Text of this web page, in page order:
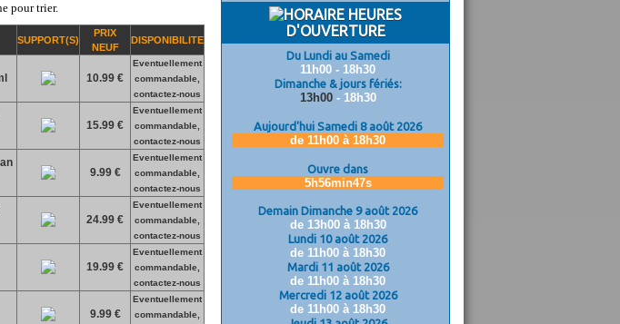
pour trier.
SUPPORT(S)
PRIX
NEUF
DISPONIBILITE
10.99 €
Eventuellement
commandable,
contactez-nous
15.99 €
Eventuellement
commandable,
contactez-nous
9.99 €
Eventuellement
commandable,
contactez-nous
24.99 €
Eventuellement
commandable,
contactez-nous
19.99 €
Eventuellement
commandable,
contactez-nous
9.99 €
Eventuellement
commandable,
HEURES
D'OUVERTURE
Du Lundi au Samedi
11h00 - 18h30
Dimanche & jours fériés:
13h00- 18h30
Aujourd'hui Samedi 8 août 2026
de 11h00 à 18h30
Ouvre dans
5h56min46s
Demain Dimanche 9 août 2026
de 13h00 à 18h30
Lundi 10 août 2026
de 11h00 à 18h30
Mardi 11 août 2026
de 11h00 à 18h30
Mercredi 12 août 2026
de 11h00 à 18h30